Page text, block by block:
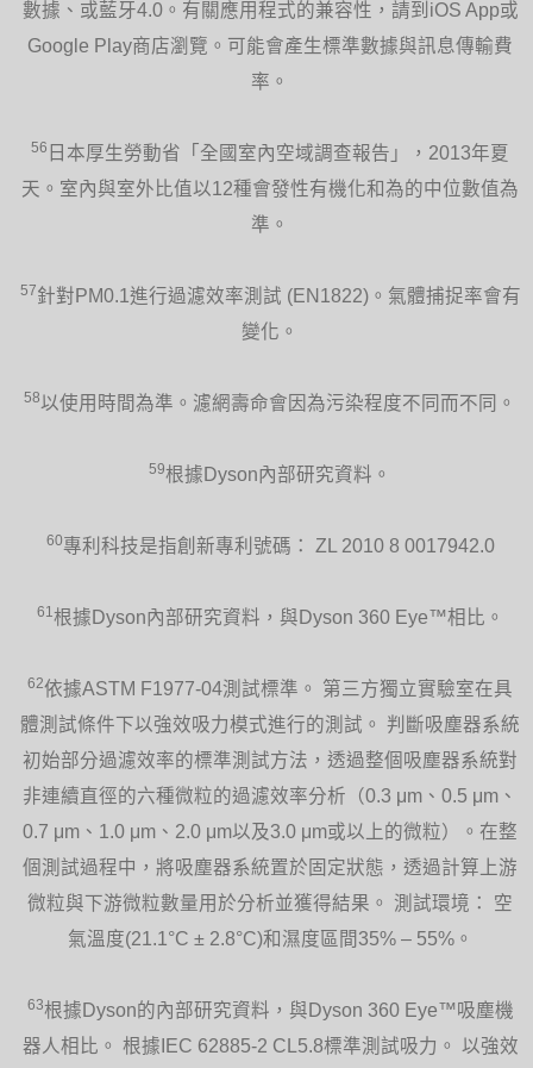
數據、或藍牙4.0。有關應用程式的兼容性，請到iOS App或
Google Play商店瀏覽。可能會產生標準數據與訊息傳輸費
率。
56 日本厚生勞動省「全國室內空域調查報告」，2013年夏
天。室內與室外比值以12種會發性有機化和為的中位數值為
準。
57針對PM0.1進行過濾效率測試 (EN1822)。氣體捕捉率會有
變化。
58以使用時間為準。濾網壽命會因為污染程度不同而不同。
59根據Dyson內部研究資料。
60專利科技是指創新專利號碼： ZL 2010 8 0017942.0
61 根據Dyson內部研究資料，與Dyson 360 Eye™相比。
62依據ASTM F1977-04測試標準。 第三方獨立實驗室在具
體測試條件下以強效吸力模式進行的測試。 判斷吸塵器系統
初始部分過濾效率的標準測試方法，透過整個吸塵器系統對
非連續直徑的六種微粒的過濾效率分析（0.3 μm、0.5 μm、
0.7 μm、1.0 μm、2.0 μm以及3.0 μm或以上的微粒）。在整
個測試過程中，將吸塵器系統置於固定狀態，透過計算上游
微粒與下游微粒數量用於分析並獲得結果。 測試環境： 空
氣溫度(21.1°C ± 2.8°C)和濕度區間35% – 55%。
63根據Dyson的內部研究資料，與Dyson 360 Eye™吸塵機
器人相比。 根據IEC 62885-2 CL5.8標準測試吸力。 以強效